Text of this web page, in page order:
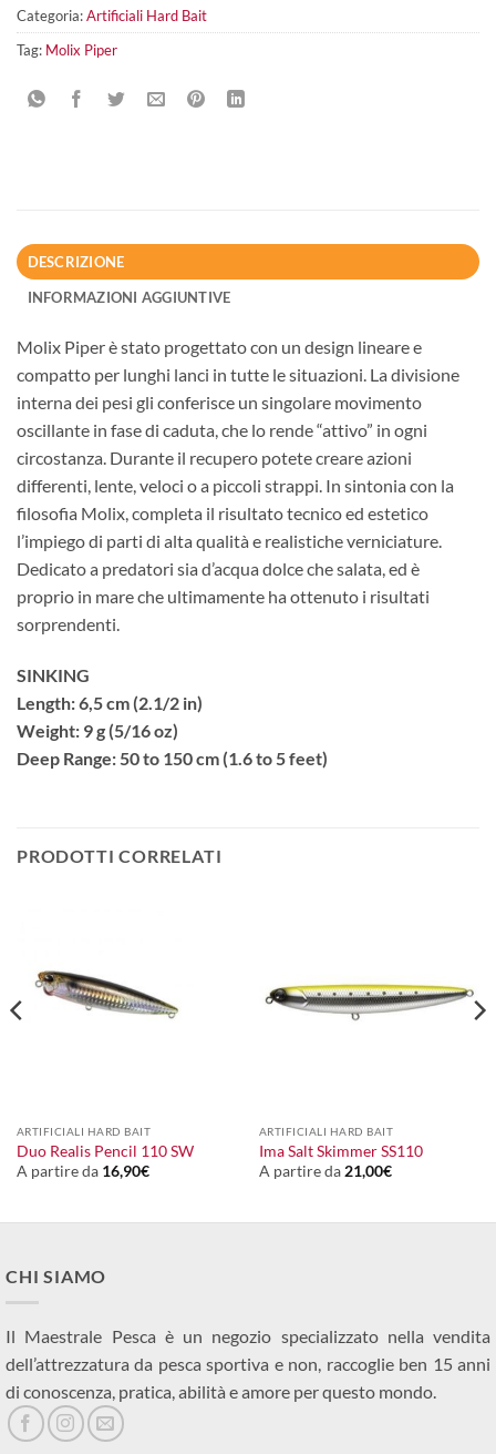
Categoria:Artificiali Hard Bait
Tag: Molix Piper
DESCRIZIONE
INFORMAZIONI AGGIUNTIVE
Molix Piper è stato progettato con un design lineare e
compatto per lunghi lanci in tutte le situazioni. La divisione
interna dei pesi gli conferisce un singolare movimento
oscillante in fase di caduta, che lo rende “attivo” in ogni
circostanza. Durante il recupero potete creare azioni
differenti, lente, veloci o a piccoli strappi. In sintonia con la
filosofia Molix, completa il risultato tecnico ed estetico
l’impiego di parti di alta qualità e realistiche verniciature.
Dedicato a predatori sia d’acqua dolce che salata, ed è
proprio in mare che ultimamente ha ottenuto i risultati
sorprendenti.
SINKING
Length: 6,5 cm (2.1/2 in)
Weight: 9 g (5/16 oz)
Deep Range: 50 to 150 cm (1.6 to 5 feet)
PRODOTTI CORRELATI
ARTIFICIALI HARD BAIT
Duo Realis Pencil 110 SW
A partire da 16,90€
ARTIFICIALI HARD BAIT
Ima Salt Skimmer SS110
A partire da 21,00€
CHI SIAMO
Il Maestrale Pesca è un negozio specializzato nella vendita
dell’attrezzatura da pesca sportiva e non, raccoglie ben 15 anni
di conoscenza, pratica, abilità e amore per questo mondo.